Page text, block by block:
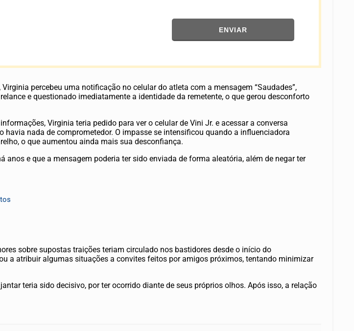
ENVIAR
percebeu uma notificação no celular do atleta com a mensagem “Saudades”,
e questionado imediatamente a identidade da remetente, o que gerou desconforto
Virginia teria pedido para ver o celular de Vini Jr. e acessar a conversa
nada de comprometedor. O impasse se intensificou quando a influenciadora
o que aumentou ainda mais sua desconfiança.
e que a mensagem poderia ter sido enviada de forma aleatória, além de negar ter
sobre supostas traições teriam circulado nos bastidores desde o início do
a atribuir algumas situações a convites feitos por amigos próximos, tentando minimizar
teria sido decisivo, por ter ocorrido diante de seus próprios olhos. Após isso, a relação